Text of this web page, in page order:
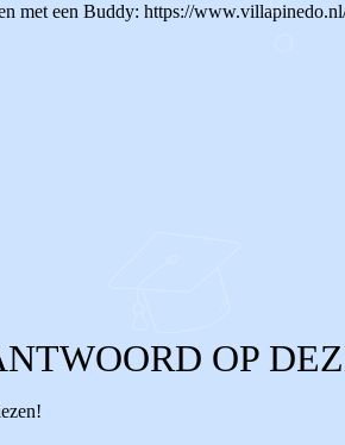
met een Buddy: https://
OP